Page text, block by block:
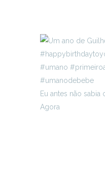
Eu antes não sabia
Agora